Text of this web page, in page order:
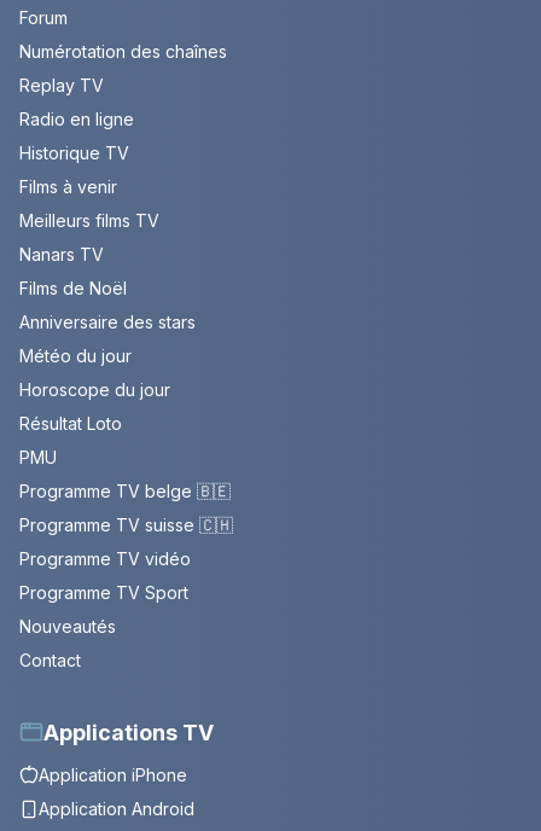
Forum
Numérotation des chaînes
Replay TV
Radio en ligne
Historique TV
Films à venir
Meilleurs films TV
Nanars TV
Films de Noël
Anniversaire des stars
Météo du jour
Horoscope du jour
Résultat Loto
PMU
Programme TV belge 🇧🇪
Programme TV suisse 🇨🇭
Programme TV vidéo
Programme TV Sport
Nouveautés
Contact
Applications TV
Application iPhone
Application Android